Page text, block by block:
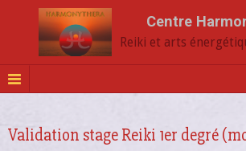
Centre
Reiki et arts
Validation stage Reiki 1er degré